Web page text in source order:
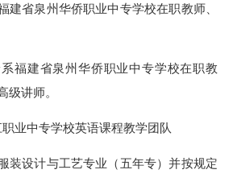
省泉州华侨职业中专学校在职教师、
建省泉州华侨职业中专学校在职教
级讲师。
中专学校英语课程教学团队
设计与工艺专业（五年专）并按规定